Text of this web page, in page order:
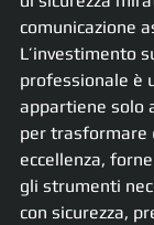
comunicazione
L’investimento
professionale è
appartiene solo
per trasformare
eccellenza,
gli strumenti
con sicurezza,